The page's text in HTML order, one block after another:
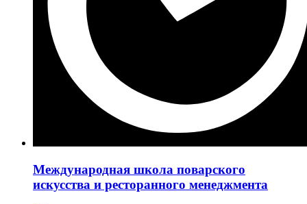
Международная школа поварского
искусства и ресторанного менеджмента